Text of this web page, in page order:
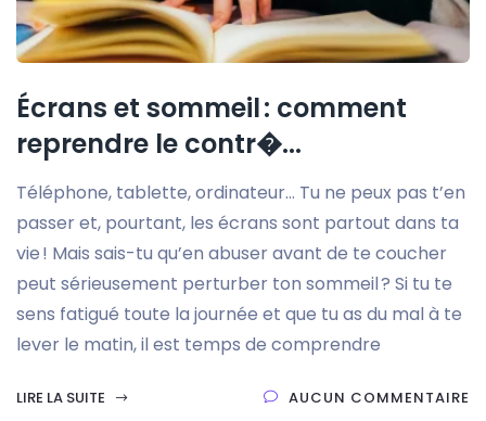
Écrans et sommeil : comment
reprendre le contr�...
Téléphone, tablette, ordinateur… Tu ne peux pas t’en
passer et, pourtant, les écrans sont partout dans ta
vie ! Mais sais-tu qu’en abuser avant de te coucher
peut sérieusement perturber ton sommeil ? Si tu te
sens fatigué toute la journée et que tu as du mal à te
lever le matin, il est temps de comprendre
LIRE LA SUITE AUCUN COMMENTAIRE